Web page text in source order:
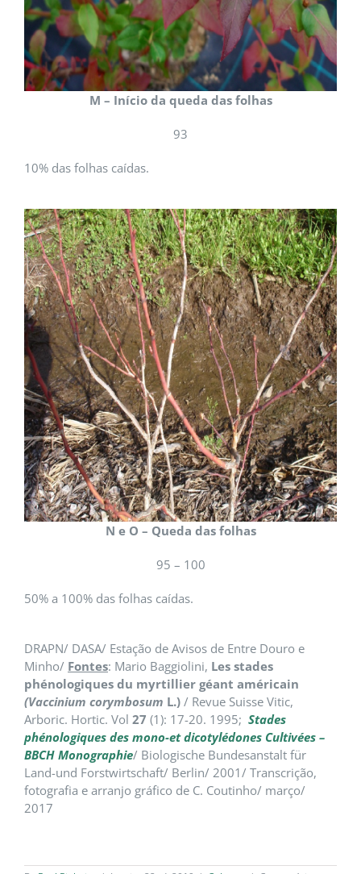
M – Início da queda das folhas
93
10% das folhas caídas.
N e O – Queda das folhas
95 – 100
50% a 100% das folhas caídas.
DRAPN/ DASA/ Estação de Avisos de Entre Douro e
Minho/ Fontes: Mario Baggiolini, Les stades
phénologiques du myrtillier géant américain
(Vaccinium corymbosum L.) / Revue Suisse Vitic,
Arboric. Hortic. Vol 27 (1): 17-20. 1995; Stades
phénologiques des mono-et dicotylédones Cultivées –
BBCH Monographie/ Biologische Bundesanstalt für
Land-und Forstwirtschaft/ Berlin/ 2001/ Transcrição,
fotografia e arranjo gráfico de C. Coutinho/ março/
2017